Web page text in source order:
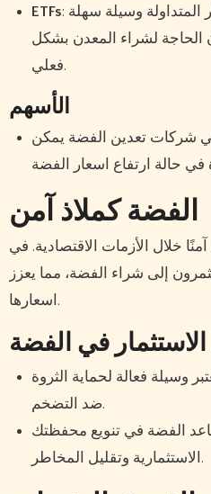
ETFs: توفر صناديق الاستثمار المتداولة وسيلة سهلة
الحاجة لشراء المعدن بشكل
فعلي.
الأسهم
في شركات تعدين الفضة يمكن
الفضة كملاذ آمن
آمنًا خلال الأزمات الاقتصادية. في
إلى شراء الفضة، مما يعزز
اسعارها.
الاستثمار في الفضة
وسيلة فعالة لحماية الثروة
ضد التضخم.
الفضة في تنويع محفظتك
الاستثمارية وتقليل المخاطر.